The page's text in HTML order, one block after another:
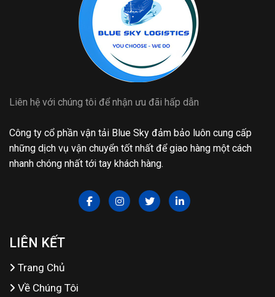
Liên hệ với chúng tôi để nhận ưu đãi hấp dẫn
Công ty cổ phần vận tải Blue Sky đảm bảo luôn cung cấp
những dịch vụ vận chuyển tốt nhất để giao hàng một cách
nhanh chóng nhất tới tay khách hàng.
LIÊN KẾT
Trang Chủ
Về Chúng Tôi